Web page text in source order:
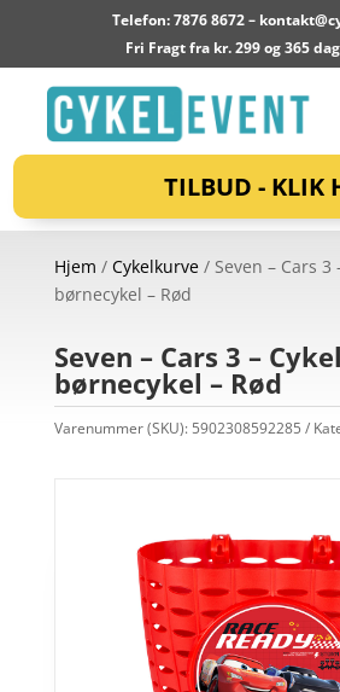
Telefon: 7876 8672 –
Fri Fragt fra kr. 299 og 365
TILBUD - KLIK
Hjem / Cykelkurve/ Seven – Cars 3
børnecykel – Rød
Seven – Cars 3 –
børnecykel – Rød
Varenummer (SKU): 5902308592285